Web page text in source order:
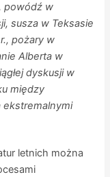
powódź w
susza w Teksasie
pożary w
Alberta w
dyskusji w
między
ekstremalnymi
letnich można